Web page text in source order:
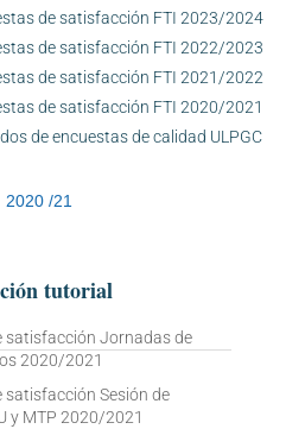
de satisfacción FTI 2023/2024
de satisfacción FTI 2022/2023
de satisfacción FTI 2021/2022
de satisfacción FTI 2020/2021
de encuestas de calidad ULPGC
2020 /21
tutorial
satisfacción Jornadas de
2020/2021
satisfacción Sesión de
y MTP 2020/2021